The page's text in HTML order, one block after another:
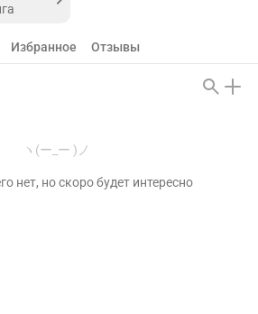
Избранное Отзывы
ヽ(ー_ー )ノ
нет, но скоро будет интересно